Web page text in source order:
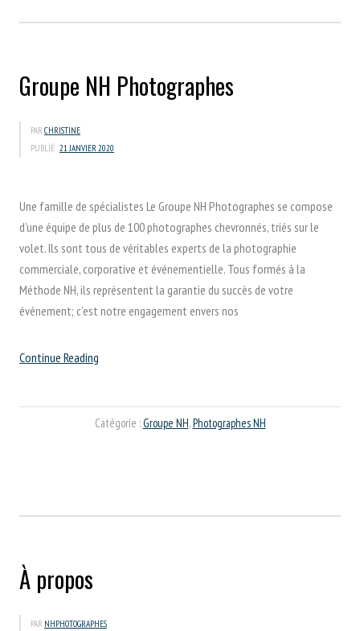
Groupe NH Photographes
PAR CHRISTINE
PUBLIÉ :21 JANVIER 2020
Une famille de spécialistes Le Groupe NH Photographes se compose
d’une équipe de plus de 100 photographes chevronnés, triés sur le
volet. Ils sont tous de véritables experts de la photographie
commerciale, corporative et événementielle. Tous formés à la
Méthode NH, ils représentent la garantie du succès de votre
événement; c’est notre engagement envers nos
Continue Reading
Catégorie :Groupe NH,Photographes NH
À propos
PAR NHPHOTOGRAPHES